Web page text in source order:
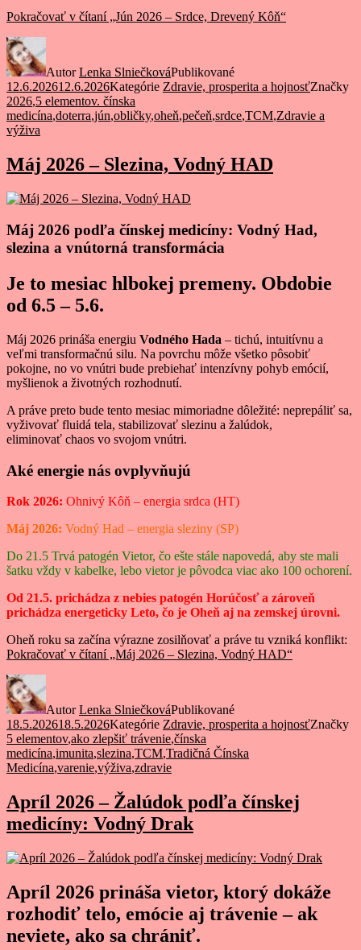
Pokračovať v čítaní „Jún 2026 – Srdce, Drevený Kôň“
AutorLenka SlniečkováPublikované
12.6.202612.6.2026Kategórie Zdravie, prosperita a hojnosťZnačky
2026,5 elementov. čínska
medicína,doterra,jún,obličky,oheň,pečeň,srdce,TCM,Zdravie a
výživa
Máj 2026 – Slezina, Vodný HAD
Máj 2026 podľa čínskej medicíny: Vodný Had,
slezina a vnútorná transformácia
Je to mesiac hlbokej premeny. Obdobie
od 6.5 – 5.6.
Máj 2026 prináša energiu Vodného Hada – tichú, intuitívnu a
veľmi transformačnú silu. Na povrchu môže všetko pôsobiť
pokojne, no vo vnútri bude prebiehať intenzívny pohyb emócií,
myšlienok a životných rozhodnutí.
A práve preto bude tento mesiac mimoriadne dôležité: neprepáliť sa,
vyživovať fluidá tela, stabilizovať slezinu a žalúdok,
eliminovať chaos vo svojom vnútri.
Aké energie nás ovplyvňujú
Rok 2026: Ohnivý Kôň – energia srdca (HT)
Máj 2026: Vodný Had – energia sleziny (SP)
Do 21.5 Trvá patogén Vietor, čo ešte stále napovedá, aby ste mali
šatku vždy v kabelke, lebo vietor je pôvodca viac ako 100 ochorení.
Od 21.5. prichádza z nebies patogén Horúčosť a zároveň
prichádza energeticky Leto, čo je Oheň aj na zemskej úrovni.
Oheň roku sa začína výrazne zosilňovať a práve tu vzniká konflikt:
Pokračovať v čítaní„Máj 2026 – Slezina, Vodný HAD“
AutorLenka SlniečkováPublikované
18.5.202618.5.2026Kategórie Zdravie, prosperita a hojnosťZnačky
5 elementov,ako zlepšiť trávenie,čínska
medicína,imunita,slezina,TCM,Tradičná Čínska
Medicína,varenie,výživa,zdravie
Apríl 2026 – Žalúdok podľa čínskej
medicíny: Vodný Drak
Apríl 2026 prináša vietor, ktorý dokáže
rozhodiť telo, emócie aj trávenie – ak
neviete, ako sa chrániť.